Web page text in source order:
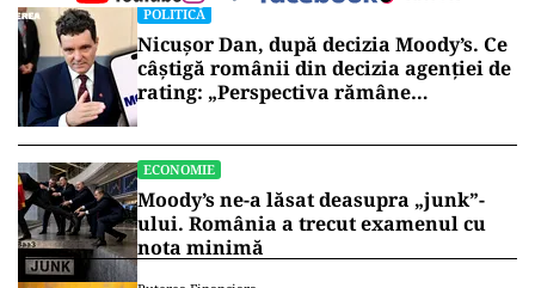
Conform listei prezentate de acesta, cele mai
multe contracte de consultanță, 42, le-a primit
Media Marketing SRL, o firmă ce are deja 1004
contrcate cu statul. Urmează Pro Regio
Consulting (23 contracte/ 273 deja derulate cu
statul), Pencraft (5/ 188), Euro Consulting (4/ 238)
și Business Developing Group (3/ 108).
Vrei să fii mereu la curent cu toate știrile? Urmărește